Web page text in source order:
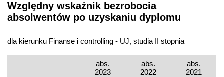
Względny wskaźnik bezrobocia
absolwentów po uzyskaniu dyplomu
dla kierunku Finanse i controlling - UJ, studia II stopnia
abs.
2023
abs.
2022
abs.
2021